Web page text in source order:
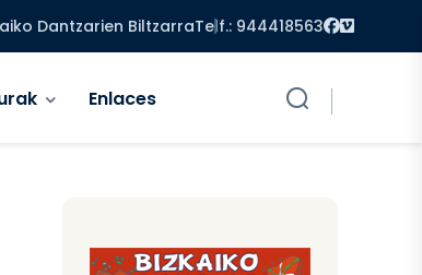
Dantzarien BiltzarraTelf.: 944418563 Facebook
Vimeo
Enlaces